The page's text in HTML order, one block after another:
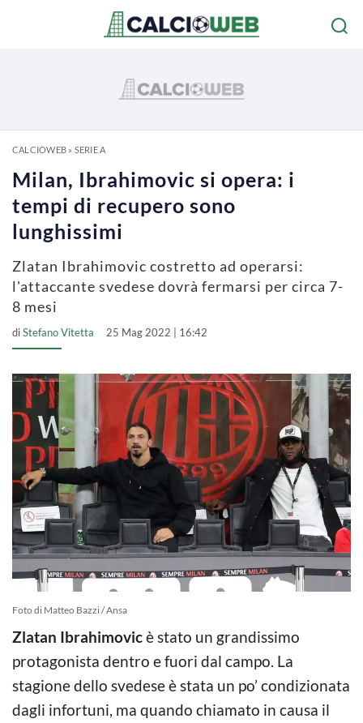
CALCIOWEB» SERIE A
Milan, Ibrahimovic si opera: i
tempi di recupero sono
lunghissimi
Zlatan Ibrahimovic costretto ad operarsi:
l'attaccante svedese dovrà fermarsi per circa 7-
8 mesi
diStefano Vitetta 25 Mag 2022 | 16:42
Foto di Matteo Bazzi / Ansa
Zlatan Ibrahimovicè stato un grandissimo
protagonista dentro e fuori dal campo. La
stagione dello svedese è stata un po’ condizionata
dagli infortuni, ma quando chiamato in causa il